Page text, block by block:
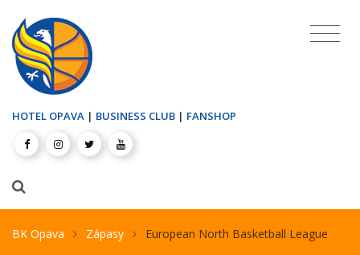
HOTEL OPAVA | BUSINESS CLUB | FANSHOP
BK Opava Zápasy European North Basketball League